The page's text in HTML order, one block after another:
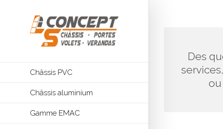
Châssis PVC
Châssis aluminium
Gamme EMAC
Des
ou
Nous vous